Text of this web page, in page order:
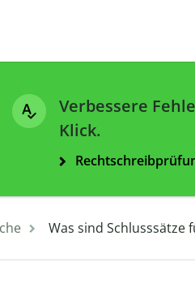
Verbessere
Klick.
Was sind Schlusssätze